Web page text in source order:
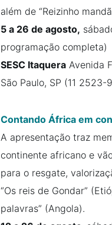
além de “Reizinho
5 a 26 de agosto,
programação completa)
SESC Itaquera Avenida
São Paulo, SP (11 2523-
Contando África em
A apresentação traz
continente africano e
para o resgate,
“Os reis de Gondar”
palavras” (Angola).